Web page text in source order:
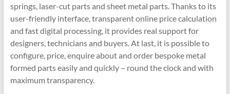
springs, laser-cut parts and sheet metal parts. Thanks to its
user-friendly interface, transparent online price calculation
and fast digital processing, it provides real support for
designers, technicians and buyers. At last, it is possible to
configure, price, enquire about and order bespoke metal
formed parts easily and quickly – round the clock and with
maximum transparency.